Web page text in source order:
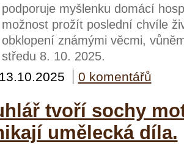
podporuje myšlenku domácí
možnost prožít poslední chvíle
obklopení známými věcmi,
středu 8. 10. 2025.
13.10.2025 0 komentářů
tvoří sochy
umělecká díla.